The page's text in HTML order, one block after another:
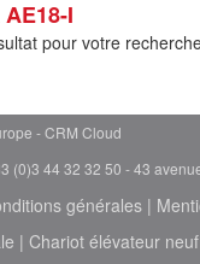
AE18-I
pour votre
CRM Cloud
(0)3 44 32 32 50 - 43
générales |
| Chariot élévateur neuf